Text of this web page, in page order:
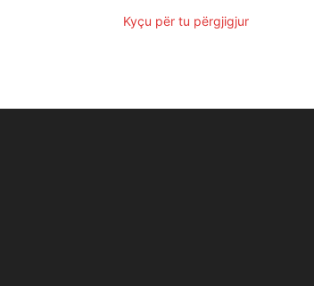
Kyçu për tu përgjigjur